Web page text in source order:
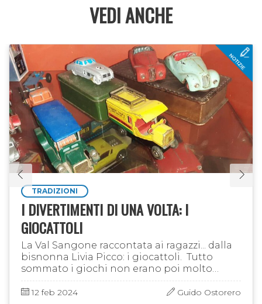
VEDI ANCHE
TRADIZIONI
I DIVERTIMENTI DI UNA VOLTA: I
GIOCATTOLI
La Val Sangone raccontata ai ragazzi... dalla
bisnonna Livia Picco: i giocattoli. Tutto
sommato i giochi non erano poi molto
diversi da quelli di oggi, una volta eliminati i
videogiochi, le …
12 feb 2024 Guido Ostorero